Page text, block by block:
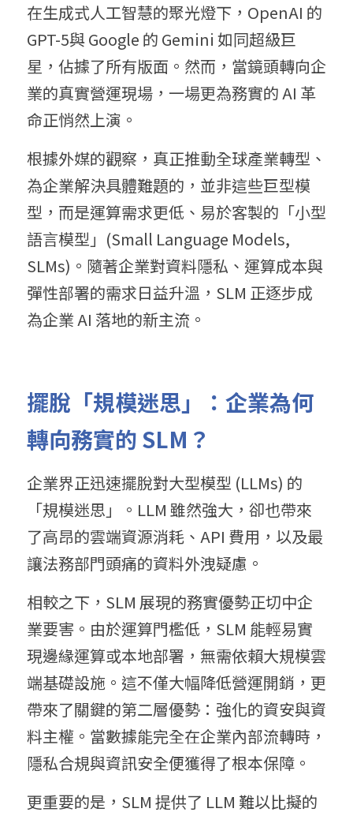
在生成式人工智慧的聚光燈下，OpenAI 的
GPT-5與 Google 的 Gemini 如同超級巨
星，佔據了所有版面。然而，當鏡頭轉向企
業的真實營運現場，一場更為務實的 AI 革
命正悄然上演。
根據外媒的觀察，真正推動全球產業轉型、
為企業解決具體難題的，並非這些巨型模
型，而是運算需求更低、易於客製的「小型
語言模型」(Small Language Models,
SLMs)。隨著企業對資料隱私、運算成本與
彈性部署的需求日益升溫，SLM 正逐步成
為企業 AI 落地的新主流。
擺脫「規模迷思」：企業為何
轉向務實的 SLM？
企業界正迅速擺脫對大型模型 (LLMs) 的
「規模迷思」。LLM 雖然強大，卻也帶來
了高昂的雲端資源消耗、API 費用，以及最
讓法務部門頭痛的資料外洩疑慮。
相較之下，SLM 展現的務實優勢正切中企
業要害。由於運算門檻低，SLM 能輕易實
現邊緣運算或本地部署，無需依賴大規模雲
端基礎設施。這不僅大幅降低營運開銷，更
帶來了關鍵的第二層優勢：強化的資安與資
料主權。當數據能完全在企業內部流轉時，
隱私合規與資訊安全便獲得了根本保障。
更重要的是，SLM 提供了 LLM 難以比擬的